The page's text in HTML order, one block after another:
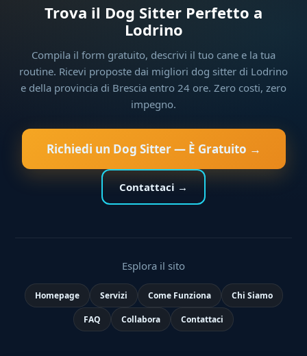
Trova il Dog Sitter Perfetto a
Lodrino
Compila il form gratuito, descrivi il tuo cane e la tua
routine. Ricevi proposte dai migliori dog sitter di Lodrino
e della provincia di Brescia entro 24 ore. Zero costi, zero
impegno.
Richiedi un Dog Sitter — È Gratuito →
Contattaci →
Esplora il sito
Homepage Servizi Come Funziona Chi Siamo
FAQ Collabora Contattaci